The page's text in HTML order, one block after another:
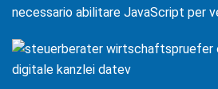
necessario abilitare JavaScript per